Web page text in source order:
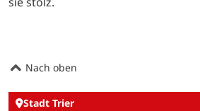
Nach oben
Stadt Trier